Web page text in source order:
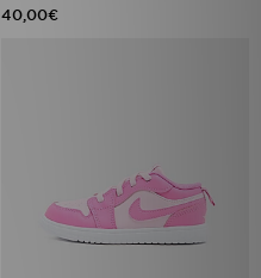
40,00€